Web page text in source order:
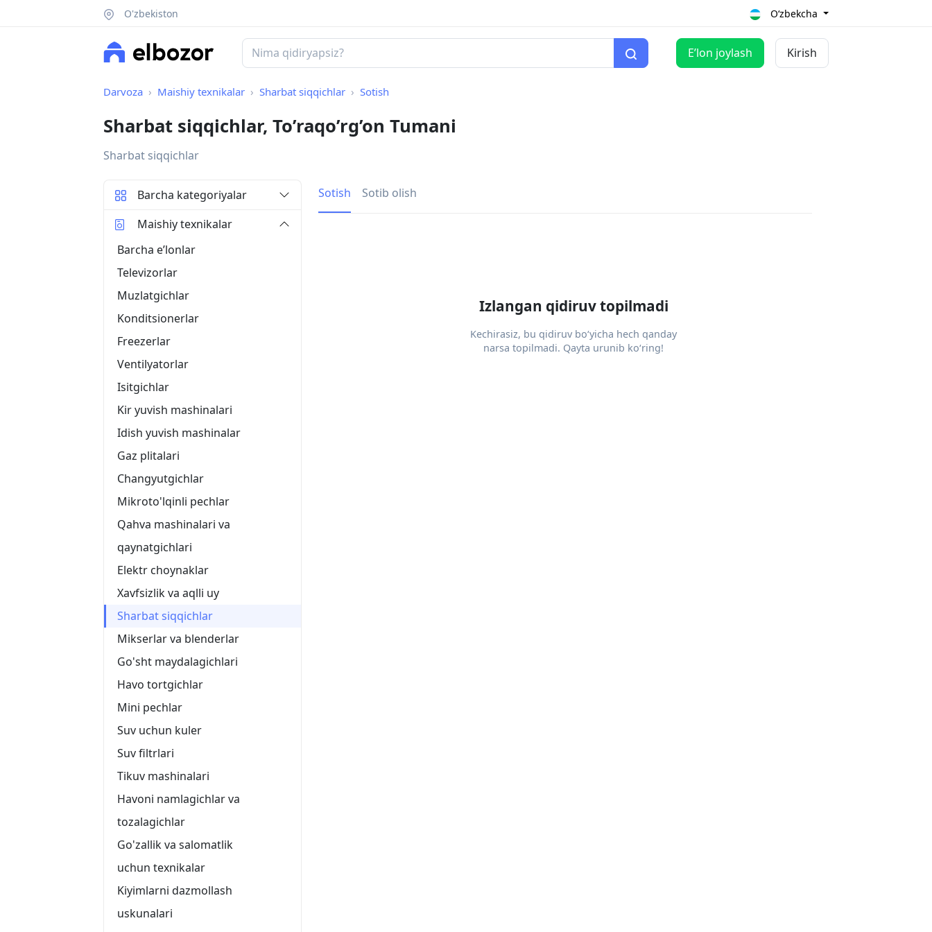
O'zbekiston O‘zbekcha
Eʼlon joylash Kirish
Darvoza Maishiy texnikalar Sharbat siqqichlar Sotish
Sharbat siqqichlar, To’raqo’rg’on Tumani
Sharbat siqqichlar
Sotish Sotib olish
Izlangan qidiruv topilmadi
Kechirasiz, bu qidiruv bo‘yicha hech qanday
narsa topilmadi. Qayta urunib ko‘ring!
Barcha kategoriyalar
Maishiy texnikalar
Barcha eʼlonlar
Televizorlar
Muzlatgichlar
Konditsionerlar
Freezerlar
Ventilyatorlar
Isitgichlar
Kir yuvish mashinalari
Idish yuvish mashinalar
Gaz plitalari
Changyutgichlar
Mikroto'lqinli pechlar
Qahva mashinalari va
qaynatgichlari
Elektr choynaklar
Xavfsizlik va aqlli uy
Sharbat siqqichlar
Mikserlar va blenderlar
Go'sht maydalagichlari
Havo tortgichlar
Mini pechlar
Suv uchun kuler
Suv filtrlari
Tikuv mashinalari
Havoni namlagichlar va
tozalagichlar
Go'zallik va salomatlik
uchun texnikalar
Kiyimlarni dazmollash
uskunalari